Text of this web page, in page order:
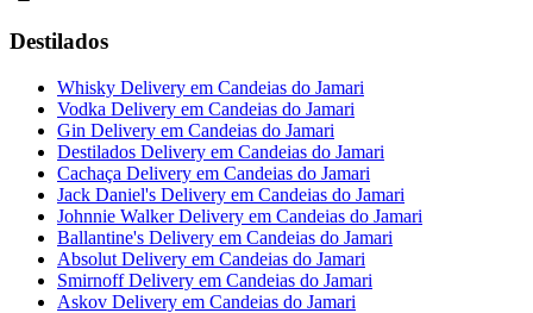
Destilados
Whisky Delivery em Candeias do Jamari
Vodka Delivery em Candeias do Jamari
Gin Delivery em Candeias do Jamari
Destilados Delivery em Candeias do Jamari
Cachaça Delivery em Candeias do Jamari
Jack Daniel's Delivery em Candeias do Jamari
Johnnie Walker Delivery em Candeias do Jamari
Ballantine's Delivery em Candeias do Jamari
Absolut Delivery em Candeias do Jamari
Smirnoff Delivery em Candeias do Jamari
Askov Delivery em Candeias do Jamari